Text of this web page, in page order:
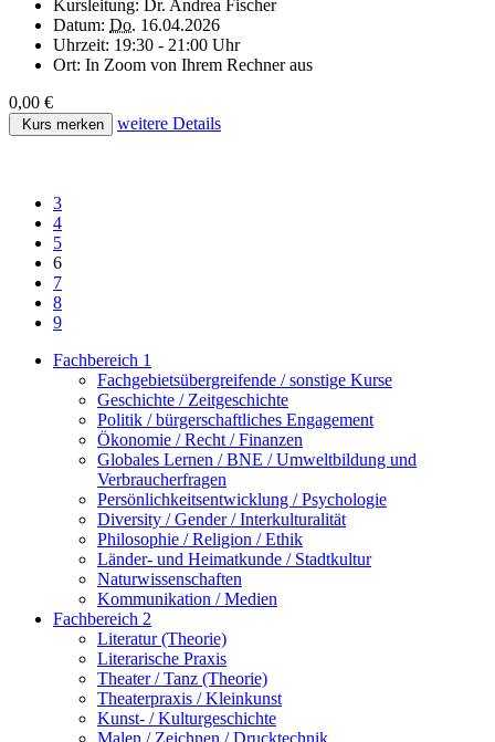
Kursleitung:
Dr. Andrea Fischer
Datum: Do. 16.04.2026
Uhrzeit: 19:30 - 21:00 Uhr
Ort: In Zoom von Ihrem Rechner aus
0,00 €
Kurs merken weitere Details
3
4
5
6
7
8
9
Fachbereich 1
Fachgebietsübergreifende / sonstige Kurse
Geschichte / Zeitgeschichte
Politik / bürgerschaftliches Engagement
Ökonomie / Recht / Finanzen
Globales Lernen / BNE / Umweltbildung und
Verbraucherfragen
Persönlichkeitsentwicklung / Psychologie
Diversity / Gender / Interkulturalität
Philosophie / Religion / Ethik
Länder- und Heimatkunde / Stadtkultur
Naturwissenschaften
Kommunikation / Medien
Fachbereich 2
Literatur (Theorie)
Literarische Praxis
Theater / Tanz (Theorie)
Theaterpraxis / Kleinkunst
Kunst- / Kulturgeschichte